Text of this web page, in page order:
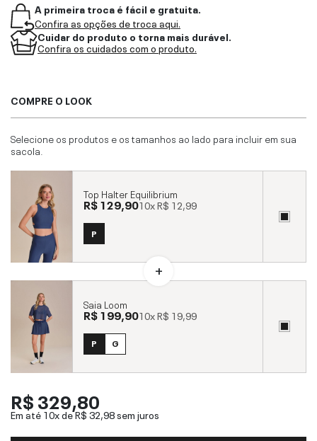
A primeira troca é fácil e gratuita.
Confira as opções de troca aqui.
Cuidar do produto o torna mais durável.
Confira os cuidados com o produto.
COMPRE O LOOK
Selecione os produtos e os tamanhos ao lado para incluir em sua
sacola.
Top Halter Equilibrium
R$ 129,9010xR$ 12,99
P
Saia Loom
R$ 199,9010xR$ 19,99
P G
R$ 329,80
Em até 10x deR$ 32,98sem juros